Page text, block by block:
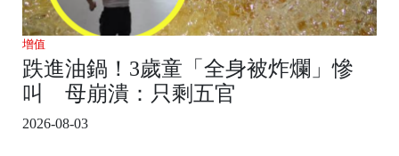
增值
跌進油鍋！3歲童「全身被炸爛」慘
叫 母崩潰：只剩五官
2026-08-03